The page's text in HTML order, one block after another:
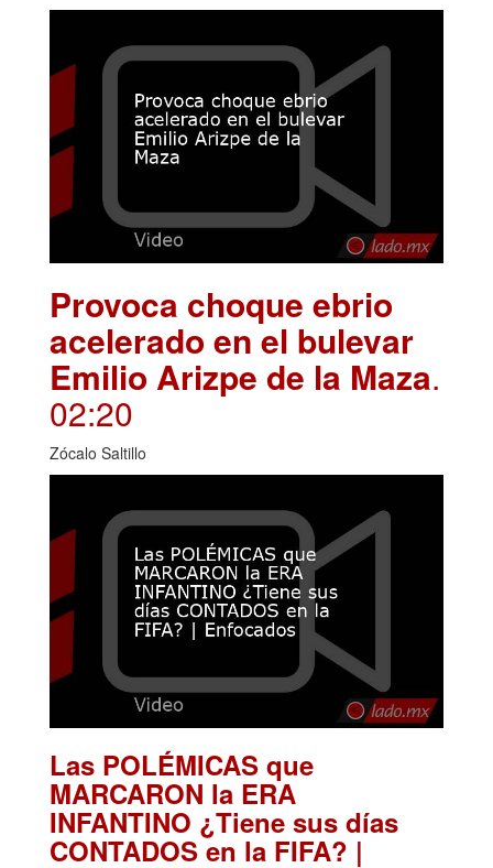
Provoca choque ebrio
acelerado en el bulevar
Emilio Arizpe de la Maza.
02:20
Zócalo Saltillo
Las POLÉMICAS que
MARCARON la ERA
INFANTINO ¿Tiene sus días
CONTADOS en la FIFA? |